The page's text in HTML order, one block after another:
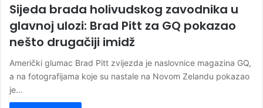
Sijeda brada holivudskog zavodnika u
glavnoj ulozi: Brad Pitt za GQ pokazao
nešto drugačiji imidž
Američki glumac Brad Pitt zvijezda je naslovnice magazina GQ,
a na fotografijama koje su nastale na Novom Zelandu pokazao
je…